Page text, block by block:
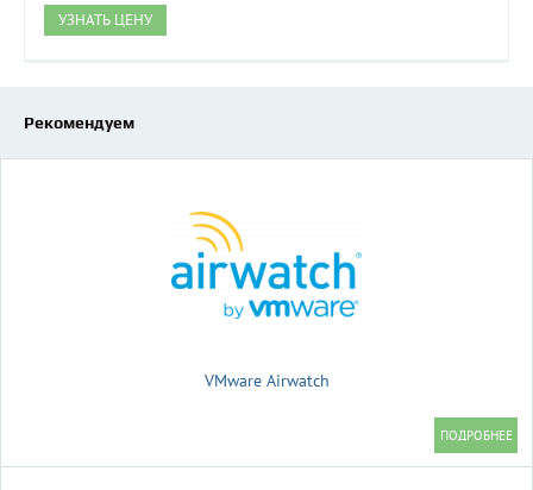
УЗНАТЬ ЦЕНУ
Рекомендуем
VMware Airwatch